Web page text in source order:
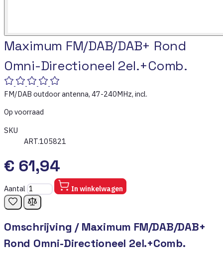
Maximum FM/DAB/DAB+ Rond
Omni-Directioneel 2el.+Comb.
FM/DAB outdoor antenna, 47-240MHz, incl.
Op voorraad
SKU
ART.105821
€ 61,94
Aantal In winkelwagen
Omschrijving / Maximum FM/DAB/DAB+
Rond Omni-Directioneel 2el.+Comb.